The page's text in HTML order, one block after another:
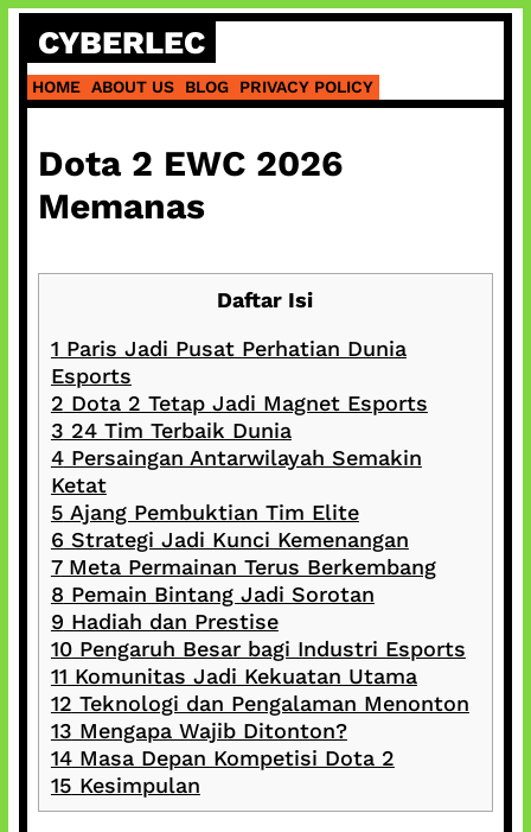
Skip
content
CYBERLEC
HOME ABOUT US BLOG PRIVACY POLICY
Dota 2 EWC 2026
Memanas
Daftar Isi
1 Paris Jadi Pusat Perhatian Dunia
Esports
2 Dota 2 Tetap Jadi Magnet Esports
3 24 Tim Terbaik Dunia
4Persaingan Antarwilayah Semakin
Ketat
5 Ajang Pembuktian Tim Elite
6 Strategi Jadi Kunci Kemenangan
7Meta Permainan Terus Berkembang
8 Pemain Bintang Jadi Sorotan
9 Hadiah dan Prestise
10Pengaruh Besar bagi Industri Esports
11 Komunitas Jadi Kekuatan Utama
12 Teknologi dan Pengalaman Menonton
13 Mengapa Wajib Ditonton?
14Masa Depan Kompetisi Dota 2
15 Kesimpulan